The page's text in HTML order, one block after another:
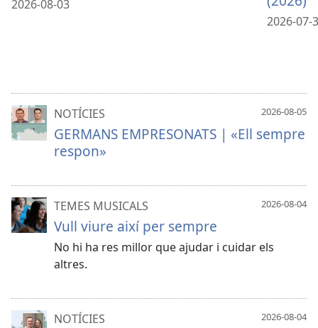
2026-08-03
2026-07-
2026-08-05
NOTÍCIES
GERMANS EMPRESONATS | «Ell sempre
respon»
2026-08-04
TEMES MUSICALS
Vull viure així per sempre
No hi ha res millor que ajudar i cuidar els
altres.
2026-08-04
NOTÍCIES